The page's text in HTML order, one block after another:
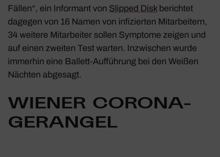
Fällen“, ein Infor­mant von Slipped Diskberichtet
dagegen von 16 Namen von infi­zierten Mitar­bei­tern,
34 weitere Mitar­beiter sollen Symptome zeigen und
auf einen zweiten Test warten. Inzwi­schen wurde
immerhin eine Ballett-Auffüh­rung bei den Weißen
Nächten abge­sagt.
WIENER CORONA-
GERANGEL